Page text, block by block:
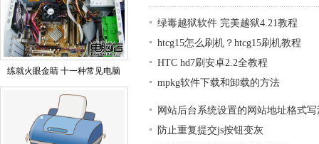
练就火眼金睛 十一种常见电脑
绿毒越狱软件 完美越狱4.21教程
htcg15怎么刷机？htcg15刷机教程
HTC hd7刷安卓2.2全教程
mpkg软件下载和卸载的方法
网站后台系统设置的网站地址格式写
防止重复提交js按钮变灰